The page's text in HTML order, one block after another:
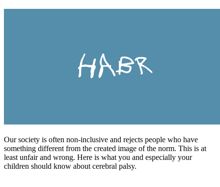
Our society is often non-inclusive and rejects people who have
something different from the created image of the norm. This is at
least unfair and wrong. Here is what you and especially your
children should know about cerebral palsy.